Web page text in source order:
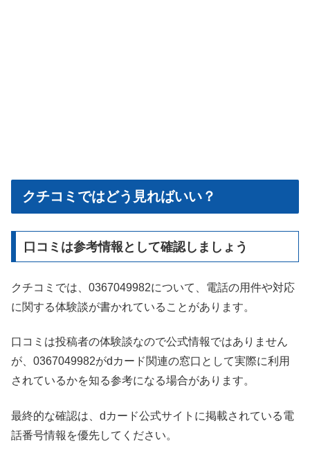
クチコミではどう見ればいい？
口コミは参考情報として確認しましょう
クチコミでは、0367049982について、電話の用件や対応
に関する体験談が書かれていることがあります。
口コミは投稿者の体験談なので公式情報ではありません
が、0367049982がdカード関連の窓口として実際に利用
されているかを知る参考になる場合があります。
最終的な確認は、dカード公式サイトに掲載されている電
話番号情報を優先してください。